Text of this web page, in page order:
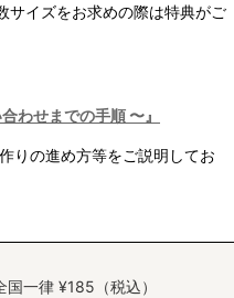
サイズをお求めの際は特典がご
わせまでの手順 〜』
りの進め方等をご説明してお
一律 ¥185（税込）